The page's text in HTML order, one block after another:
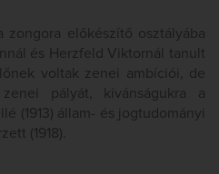
zongora előkészítő osztályába
és Herzfeld Viktornál tanult
voltak zenei ambíciói, de
pályát, kívánságukra a
(1913) állam- és jogtudományi
(1918).